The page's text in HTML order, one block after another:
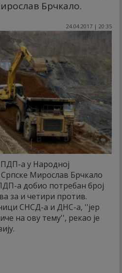
Брчкало.
24.04.2017 | 20:35
а у Народној
Мирослав Брчкало
а добио потребан број
за и четири против.
СНСД-а и ДНС-а, ''јер
на ову тему'', рекао је